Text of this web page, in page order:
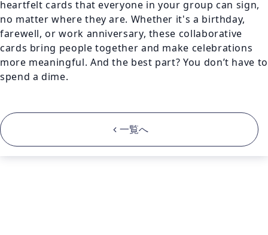
heartfelt cards that everyone in your group can sign,
no matter where they are. Whether it's a birthday,
farewell, or work anniversary, these collaborative
cards bring people together and make celebrations
more meaningful. And the best part? You don’t have to
spend a dime.
一覧へ